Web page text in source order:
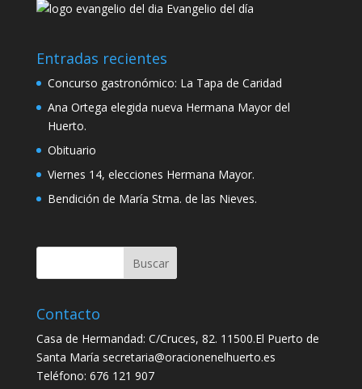
Evangelio del día
Entradas recientes
Concurso gastronómico: La Tapa de Caridad
Ana Ortega elegida nueva Hermana Mayor del
Huerto.
Obituario
Viernes 14, elecciones Hermana Mayor.
Bendición de María Stma. de las Nieves.
Contacto
Casa de Hermandad: C/Cruces, 82. 11500.El Puerto de
Santa María secretaria@oracionenelhuerto.es
Teléfono: 676 121 907